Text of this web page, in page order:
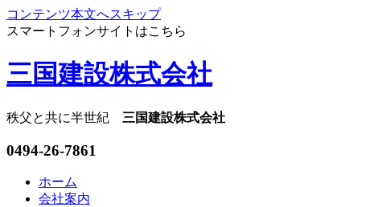
コンテンツ本文へスキップ
スマートフォンサイトはこちら
三国建設株式会社
秩父と共に半世紀 三国建設株式会社
0494-26-7861
ホーム
会社案内